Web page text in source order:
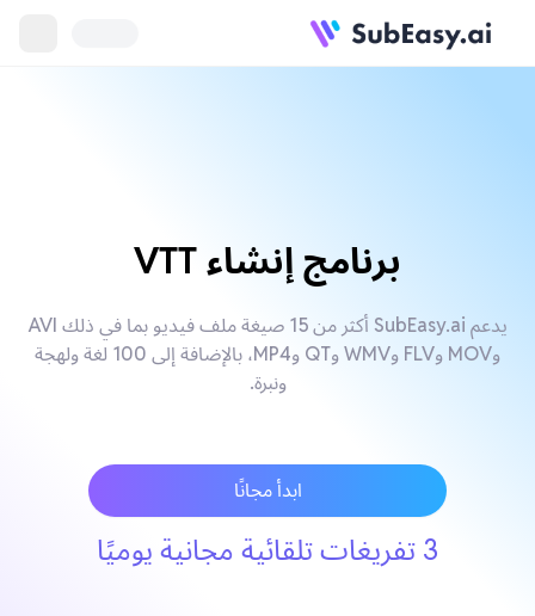
برنامج إنشاء VTT
يدعم SubEasy.ai أكثر من 15 صيغة ملف فيديو بما في ذلك AVI
وMOV وFLV وWMV وQT وMP4، بالإضافة إلى 100 لغة ولهجة
ونبرة.
ابدأ مجانًا
3 تفريغات تلقائية مجانية يوميًا